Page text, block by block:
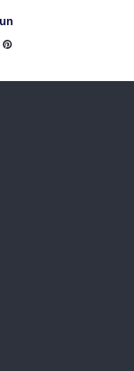
X
est